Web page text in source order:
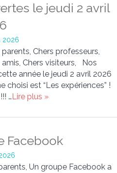
le jeudi 2 avril
2026
parents, Chers professeurs,
amis, Chers visiteurs, Nos
année le jeudi 2 avril 2026
est “Les expériences” !
…Lire plus »
Facebook
Un groupe Facebook a